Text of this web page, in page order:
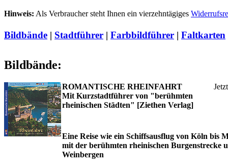
Hinweis: Als Verbraucher steht Ihnen ein vierzehntägiges
Bildbände | Stadtführer | Farbbildführer | Faltkarten
Bildbände:
ROMANTISCHE RHEINFAHRT
Mit Kurzstadtführer von "berühmten
rheinischen Städten" [Ziethen Verlag]
Eine Reise wie ein Schiffsausflug von Köln bis
mit der berühmten rheinischen Burgenstrecke
Weinbergen